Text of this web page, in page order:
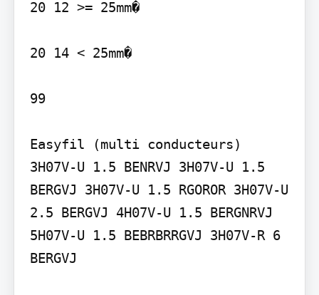
20 12 >= 25mm�
20 14 < 25mm�
99
Easyfil (multi conducteurs)
3H07V-U 1.5 BENRVJ 3H07V-U 1.5
BERGVJ 3H07V-U 1.5 RGOROR 3H07V-U
2.5 BERGVJ 4H07V-U 1.5 BERGNRVJ
5H07V-U 1.5 BEBRBRRGVJ 3H07V-R 6
BERGVJ